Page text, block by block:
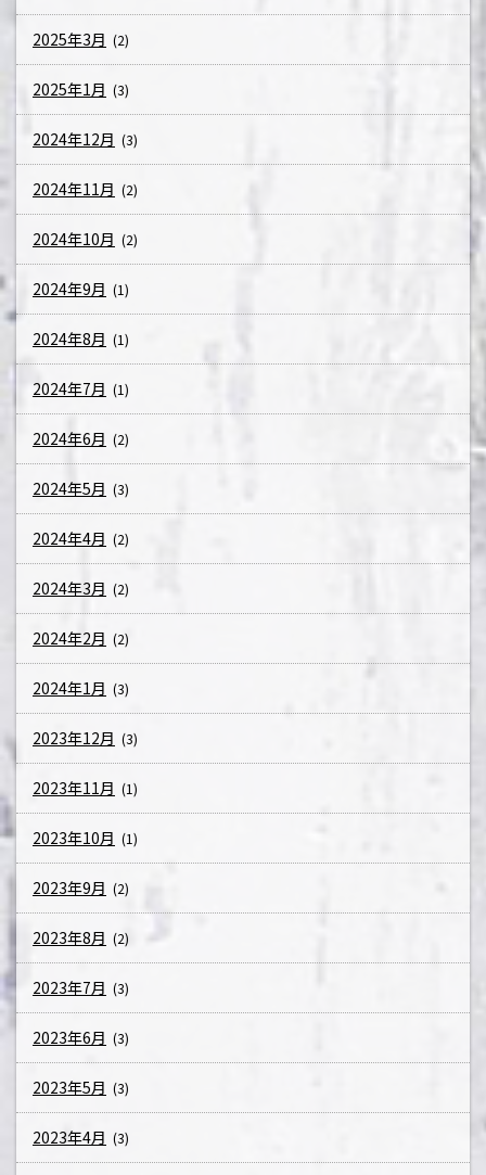
2025年3月 (2)
2025年1月 (3)
2024年12月 (3)
2024年11月 (2)
2024年10月 (2)
2024年9月 (1)
2024年8月 (1)
2024年7月 (1)
2024年6月 (2)
2024年5月 (3)
2024年4月 (2)
2024年3月 (2)
2024年2月 (2)
2024年1月 (3)
2023年12月 (3)
2023年11月 (1)
2023年10月 (1)
2023年9月 (2)
2023年8月 (2)
2023年7月 (3)
2023年6月 (3)
2023年5月 (3)
2023年4月 (3)